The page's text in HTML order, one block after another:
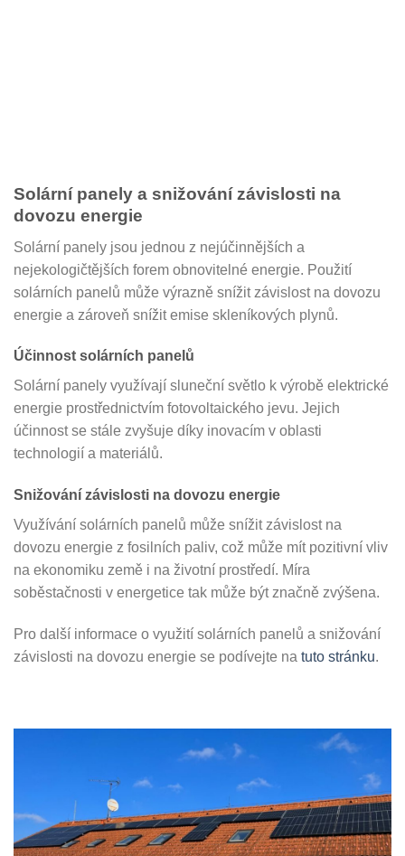
Solární panely a snižování závislosti na
dovozu energie
Solární panely jsou jednou z nejúčinnějších a
nejekologičtějších forem obnovitelné energie. Použití
solárních panelů může výrazně snížit závislost na dovozu
energie a zároveň snížit emise skleníkových plynů.
Účinnost solárních panelů
Solární panely využívají sluneční světlo k výrobě elektrické
energie prostřednictvím fotovoltaického jevu. Jejich
účinnost se stále zvyšuje díky inovacím v oblasti
technologií a materiálů.
Snižování závislosti na dovozu energie
Využívání solárních panelů může snížit závislost na
dovozu energie z fosilních paliv, což může mít pozitivní vliv
na ekonomiku země i na životní prostředí. Míra
soběstačnosti v energetice tak může být značně zvýšena.
Pro další informace o využití solárních panelů a snižování
závislosti na dovozu energie se podívejte na tuto stránku.